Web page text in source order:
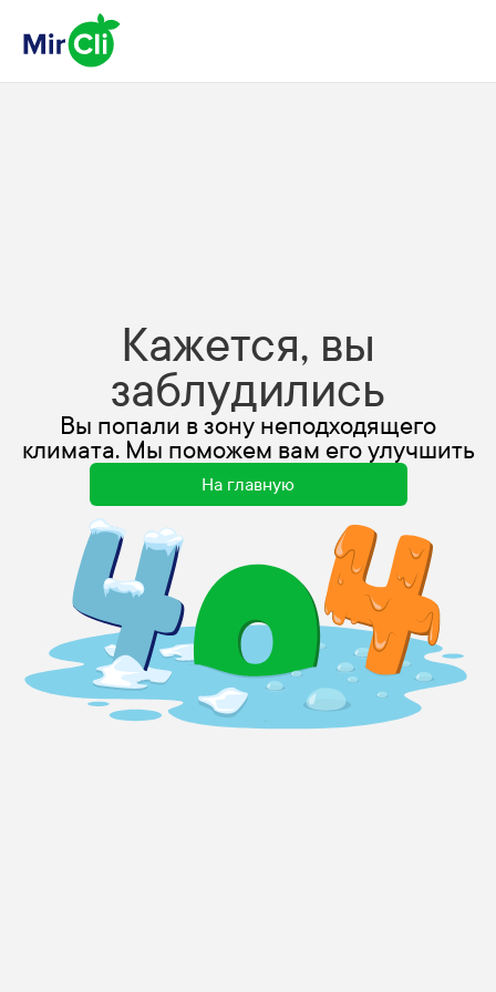
Кажется, вы
заблудились
Вы попали в зону неподходящего
климата. Мы поможем вам его улучшить
На главную